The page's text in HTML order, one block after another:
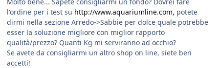
l'ordine per i test su http://www.aquariumline.com, potete
dirmi nella sezione Arredo->Sabbie per dolce quale potrebbe
esser la soluzione migliore con miglior rapporto
qualità/prezzo? Quanti Kg mi serviranno ad occhio?
Se avete da consigliarmi un altro shop on line, siete ben
accetti!